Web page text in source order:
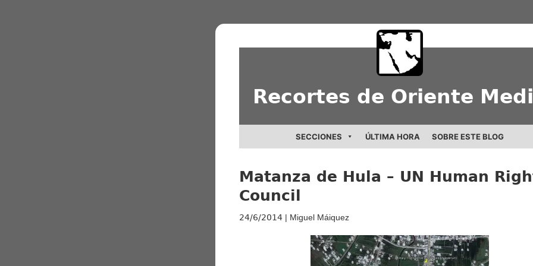
Recortes de Oriente
SECCIONES ÚLTIMA HORA SOBRE ESTE BLOG
Matanza de Hula – UN Human
Council
24/6/2014 | Miguel Máiquez